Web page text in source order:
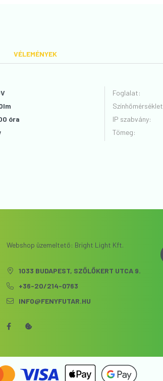
VÉLEMÉNYEK
Foglalat:
Színhőmérséklet
óra IP szabvány:
Tömeg:
Webshop üzemeltető: Bright Light Kft.
1033 BUDAPEST, SZŐLŐKERT UTCA 9.
+36-20/214-0763
INFO@FENYFUTAR.HU